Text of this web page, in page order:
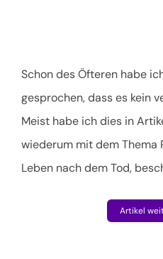
Schon des Öfteren habe
gesprochen, dass es kein
Meist habe ich dies in
wiederum mit dem Thema
Leben nach dem Tod,
Artikel